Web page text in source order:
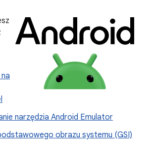
narzędzia Android Emulator
obrazu systemu (GSI)